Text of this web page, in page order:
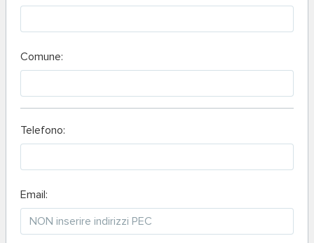
Comune:
Telefono:
Email: